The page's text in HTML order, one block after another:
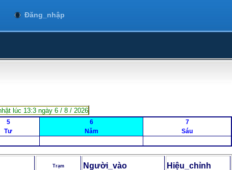
Đăng_nhập
lúc 13:3 ngày 6 / 8 / 2026
5
Tư
6
Năm
7
Sáu
Trạm Người_vào Hiệu_chỉnh